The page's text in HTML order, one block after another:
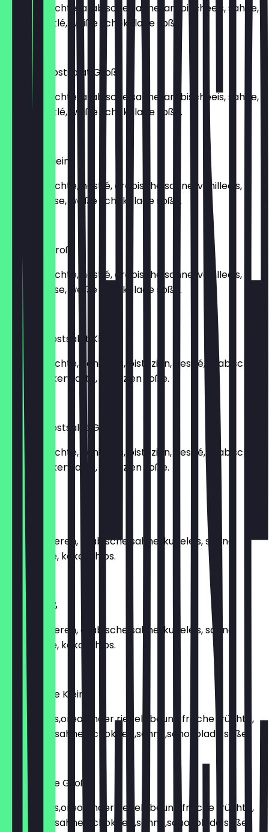
Frische früchte, arabische sahne, arabischeeis, sahne,
nüsse, nestlé, weiße schokolade soße.
€ 10,90
Orental Obstsalat Groß
Frische früchte, arabische sahne, arabischeeis, sahne,
nüsse, nestlé, weiße schokolade soße.
Crunchy Klein
Frische früchte, nestlé, arabische sahne, vanilleeis,
sahne, nüsse, weiße schokolade soße.
Crunchy Groß
Frische früchte, nestlé, arabische sahne, vanilleeis,
sahne, nüsse, weiße schokolade soße.
€ 12,90
Vita Me Obstsalat Klein
Frische früchte, vanilleeis, pistazien, nestlé, arabische
sahne,zuckerwatte, pistazien soße.
€ 11,50
Vita Me Obstsalat Groß
Frische früchte, vanilleeis, pistazien, nestlé, arabische
sahne,zuckerwatte, pistazien soße.
€ 13,90
Berry Klein
Frische beeren, arabische sahne, kugeleis, sahne,
berry soße, kokoschips.
€ 9,90
Berry Groß
Frische beeren, arabische sahne, kugeleis, sahne,
berry soße, kokoschips.
€ 12,90
Schokolade Klein
Kitkat,mars,oreo,kinder riegel , beuno frische früchte,
arabische sahne, schokoeis,sahne,schokolade soße.
€ 9,90
Schokolade Groß
Kitkat,mars,oreo,kinder riegel , beuno frische früchte,
arabische sahne, schokoeis,sahne,schokolade soße.